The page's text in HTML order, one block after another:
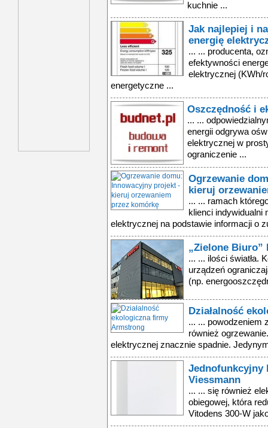
kuchnie ...
Jak najlepiej i
energię
... ... producenta,
efektywności
elektrycznej (KWh/
energetyczne ...
Oszczędność i
... ...
energii odgrywa
elektrycznej w
ograniczenie ...
Ogrzewanie
kieruj
... ... ramach
klienci indywidualni
elektrycznej na podstawie informacji o
„Zielone Biuro”
... ... ilości światła.
urządzeń
(np.
Działalność
... ... powodzeniem
również
elektrycznej znacznie spadnie.
Jednofunkcyjny
Viessmann
... ... się również
obiegowej, która
Vitodens 300-W